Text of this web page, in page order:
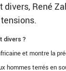
divers, René
divers ?
et montre la
hommes terrés en